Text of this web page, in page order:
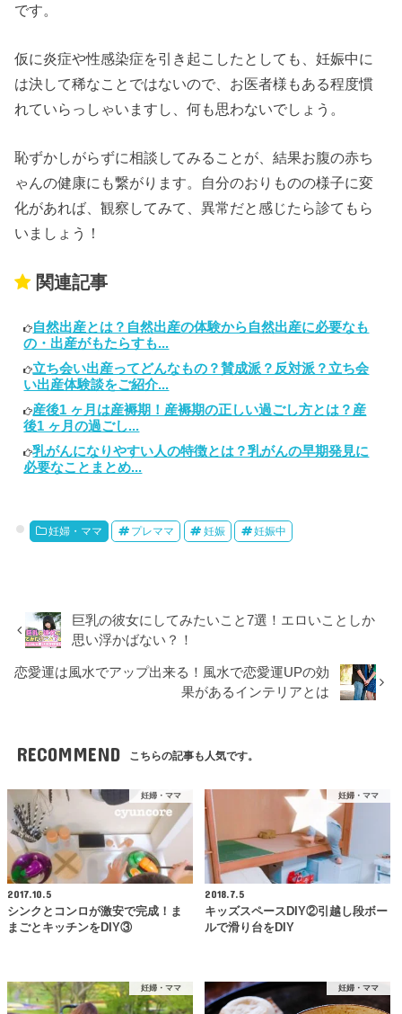
です。
仮に炎症や性感染症を引き起こしたとしても、妊娠中に
は決して稀なことではないので、お医者様もある程度慣
れていらっしゃいますし、何も思わないでしょう。
恥ずかしがらずに相談してみることが、結果お腹の赤ち
ゃんの健康にも繋がります。自分のおりものの様子に変
化があれば、観察してみて、異常だと感じたら診てもら
いましょう！
関連記事
自然出産とは？自然出産の体験から自然出産に必要なも
の・出産がもたらすも...
立ち会い出産ってどんなもの？賛成派？反対派？立ち会
い出産体験談をご紹介...
産後1 ヶ月は産褥期！産褥期の正しい過ごし方とは？産
後1 ヶ月の過ごし...
乳がんになりやすい人の特徴とは？乳がんの早期発見に
必要なことまとめ...
妊婦・ママ プレママ 妊娠 妊娠中
巨乳の彼女にしてみたいこと7選！エロいことしか
思い浮かばない？！
恋愛運は風水でアップ出来る！風水で恋愛運UPの効
果があるインテリアとは
RECOMMEND こちらの記事も人気です。
妊婦・ママ
2017.10.5
シンクとコンロが激安で完成！ま
まごとキッチンをDIY③
妊婦・ママ
2018.7.5
キッズスペースDIY②引越し段ボー
ルで滑り台をDIY
妊婦・ママ 妊婦・ママ